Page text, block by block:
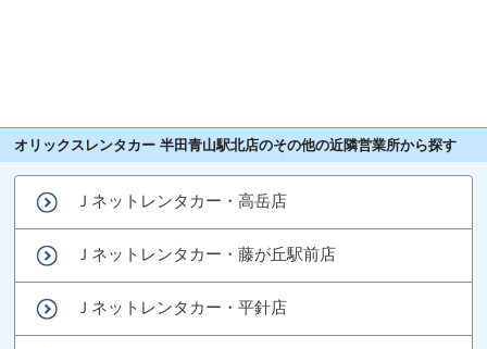
オリックスレンタカー 半田青山駅北店のその他の近隣営業所から探す
Ｊネットレンタカー・高岳店
Ｊネットレンタカー・藤が丘駅前店
Ｊネットレンタカー・平針店